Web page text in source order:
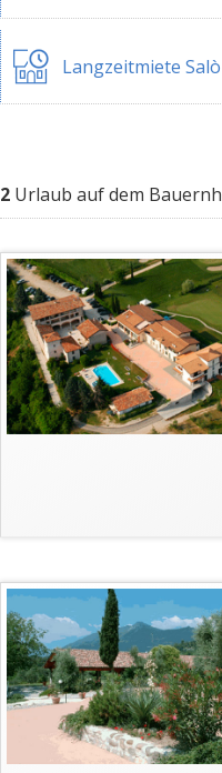
Langzeitmiete Salò
2 Urlaub auf dem